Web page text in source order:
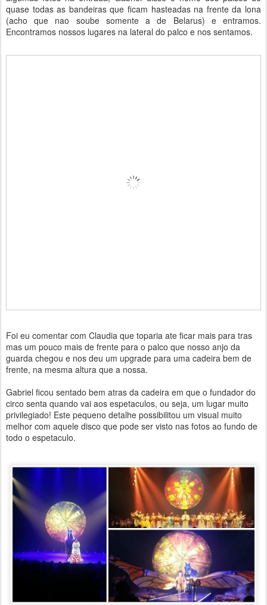
quase todas as bandeiras que ficam hasteadas na frente da lona
(acho que nao soube somente a de Belarus) e entramos.
Encontramos nossos lugares na lateral do palco e nos sentamos.
Foi eu comentar com Claudia que toparia ate ficar mais para tras
mas um pouco mais de frente para o palco que nosso anjo da
guarda chegou e nos deu um upgrade para uma cadeira bem de
frente, na mesma altura que a nossa.
Gabriel ficou sentado bem atras da cadeira em que o fundador do
circo senta quando vai aos espetaculos, ou seja, um lugar muito
privilegiado! Este pequeno detalhe possibilitou um visual muito
melhor com aquele disco que pode ser visto nas fotos ao fundo de
todo o espetaculo.